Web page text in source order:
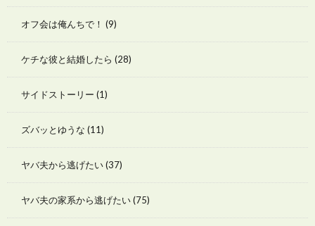
オフ会は俺んちで！ (9)
ケチな彼と結婚したら (28)
サイドストーリー (1)
ズバッとゆうな (11)
ヤバ夫から逃げたい(37)
ヤバ夫の家系から逃げたい(75)